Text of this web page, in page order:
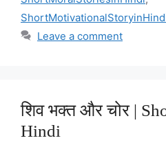
Leave a comment
शिव भक्त और चोर |
Hindi